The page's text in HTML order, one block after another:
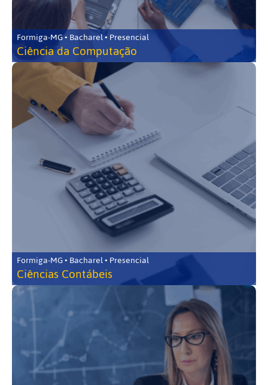
Formiga-MG • Bacharel • Presencial
Ciência da Computação
Formiga-MG • Bacharel • Presencial
Ciências Contábeis